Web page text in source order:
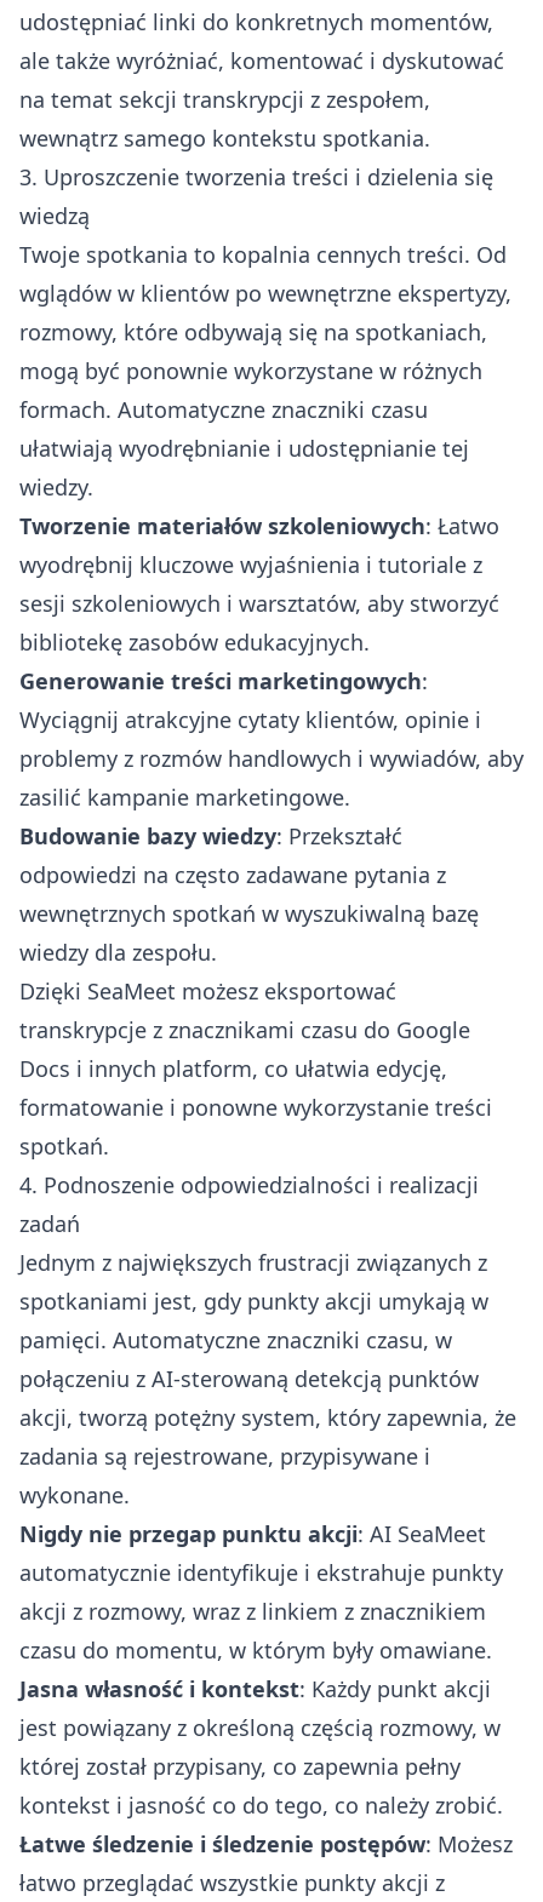
udostępniać linki do konkretnych momentów,
ale także wyróżniać, komentować i dyskutować
na temat sekcji transkrypcji z zespołem,
wewnątrz samego kontekstu spotkania.
3. Uproszczenie tworzenia treści i dzielenia się
wiedzą
Twoje spotkania to kopalnia cennych treści. Od
wglądów w klientów po wewnętrzne ekspertyzy,
rozmowy, które odbywają się na spotkaniach,
mogą być ponownie wykorzystane w różnych
formach. Automatyczne znaczniki czasu
ułatwiają wyodrębnianie i udostępnianie tej
wiedzy.
Tworzenie materiałów szkoleniowych: Łatwo
wyodrębnij kluczowe wyjaśnienia i tutoriale z
sesji szkoleniowych i warsztatów, aby stworzyć
bibliotekę zasobów edukacyjnych.
Generowanie treści marketingowych:
Wyciągnij atrakcyjne cytaty klientów, opinie i
problemy z rozmów handlowych i wywiadów, aby
zasilić kampanie marketingowe.
Budowanie bazy wiedzy: Przekształć
odpowiedzi na często zadawane pytania z
wewnętrznych spotkań w wyszukiwalną bazę
wiedzy dla zespołu.
Dzięki SeaMeet możesz eksportować
transkrypcje z znacznikami czasu do Google
Docs i innych platform, co ułatwia edycję,
formatowanie i ponowne wykorzystanie treści
spotkań.
4. Podnoszenie odpowiedzialności i realizacji
zadań
Jednym z największych frustracji związanych z
spotkaniami jest, gdy punkty akcji umykają w
pamięci. Automatyczne znaczniki czasu, w
połączeniu z AI-sterowaną detekcją punktów
akcji, tworzą potężny system, który zapewnia, że
zadania są rejestrowane, przypisywane i
wykonane.
Nigdy nie przegap punktu akcji: AI SeaMeet
automatycznie identyfikuje i ekstrahuje punkty
akcji z rozmowy, wraz z linkiem z znacznikiem
czasu do momentu, w którym były omawiane.
Jasna własność i kontekst: Każdy punkt akcji
jest powiązany z określoną częścią rozmowy, w
której został przypisany, co zapewnia pełny
kontekst i jasność co do tego, co należy zrobić.
Łatwe śledzenie i śledzenie postępów: Możesz
łatwo przeglądać wszystkie punkty akcji z